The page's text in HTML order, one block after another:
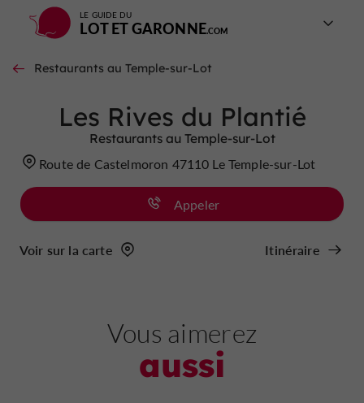
LE GUIDE DU
LOT ET GARONNE
Restaurants au Temple-sur-Lot
Les Rives du Plantié
Restaurants au Temple-sur-Lot
Route de Castelmoron 47110 Le Temple-sur-Lot
Appeler
Voir sur la carte Itinéraire
Vous aimerez
aussi